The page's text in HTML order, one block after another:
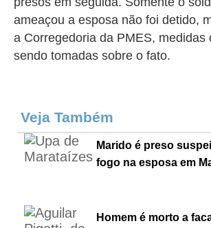
ameaçou a esposa não foi detido,
a Corregedoria da PMES, medidas
sendo tomadas sobre o fato.
Veja Também
Marido é preso
fogo na esposa em
Homem é morto a